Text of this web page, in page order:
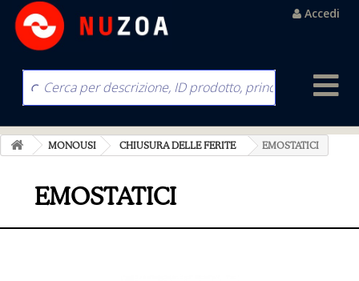
Accedi
MONOUSI CHIUSURA DELLE FERITE EMOSTATICI
EMOSTATICI